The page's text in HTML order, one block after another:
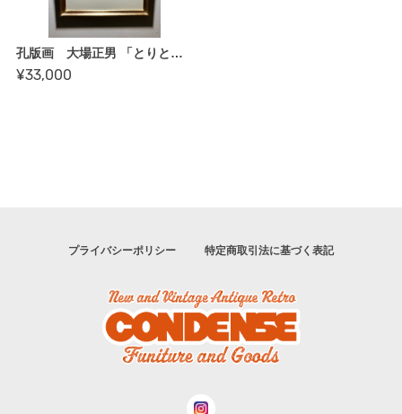
孔版画 大場正男 「とりとレモンII」82/220 ペーパースクリーン 額付き 版画 アート
¥33,000
プライバシーポリシー 特定商取引法に基づく表記